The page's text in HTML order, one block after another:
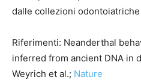
dalle collezioni
Riferimenti: Neanderthal
inferred from ancient DNA in
Weyrich et al.; Nature